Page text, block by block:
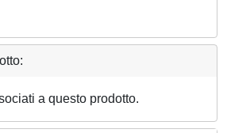
a questo prodotto.